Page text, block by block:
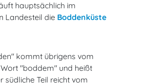
hauptsächlich im
Landesteil die Boddenküste
kommt übrigens vom
"boddem" und heißt
südliche Teil reicht vom